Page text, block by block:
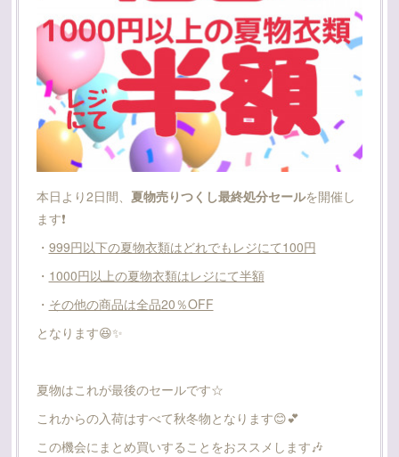
本日より2日間、 夏物売りつくし最終処分セールを開催し
ます❗
・ 999円以下の夏物衣類はどれでもレジにて100円
・ 1000円以上の夏物衣類はレジにて半額
・ その他の商品は全品20％OFF
となります😆✨
夏物はこれが最後のセールです☆
これからの入荷はすべて秋冬物となります😊💕
この機会にまとめ買いすることをおススメします🎶